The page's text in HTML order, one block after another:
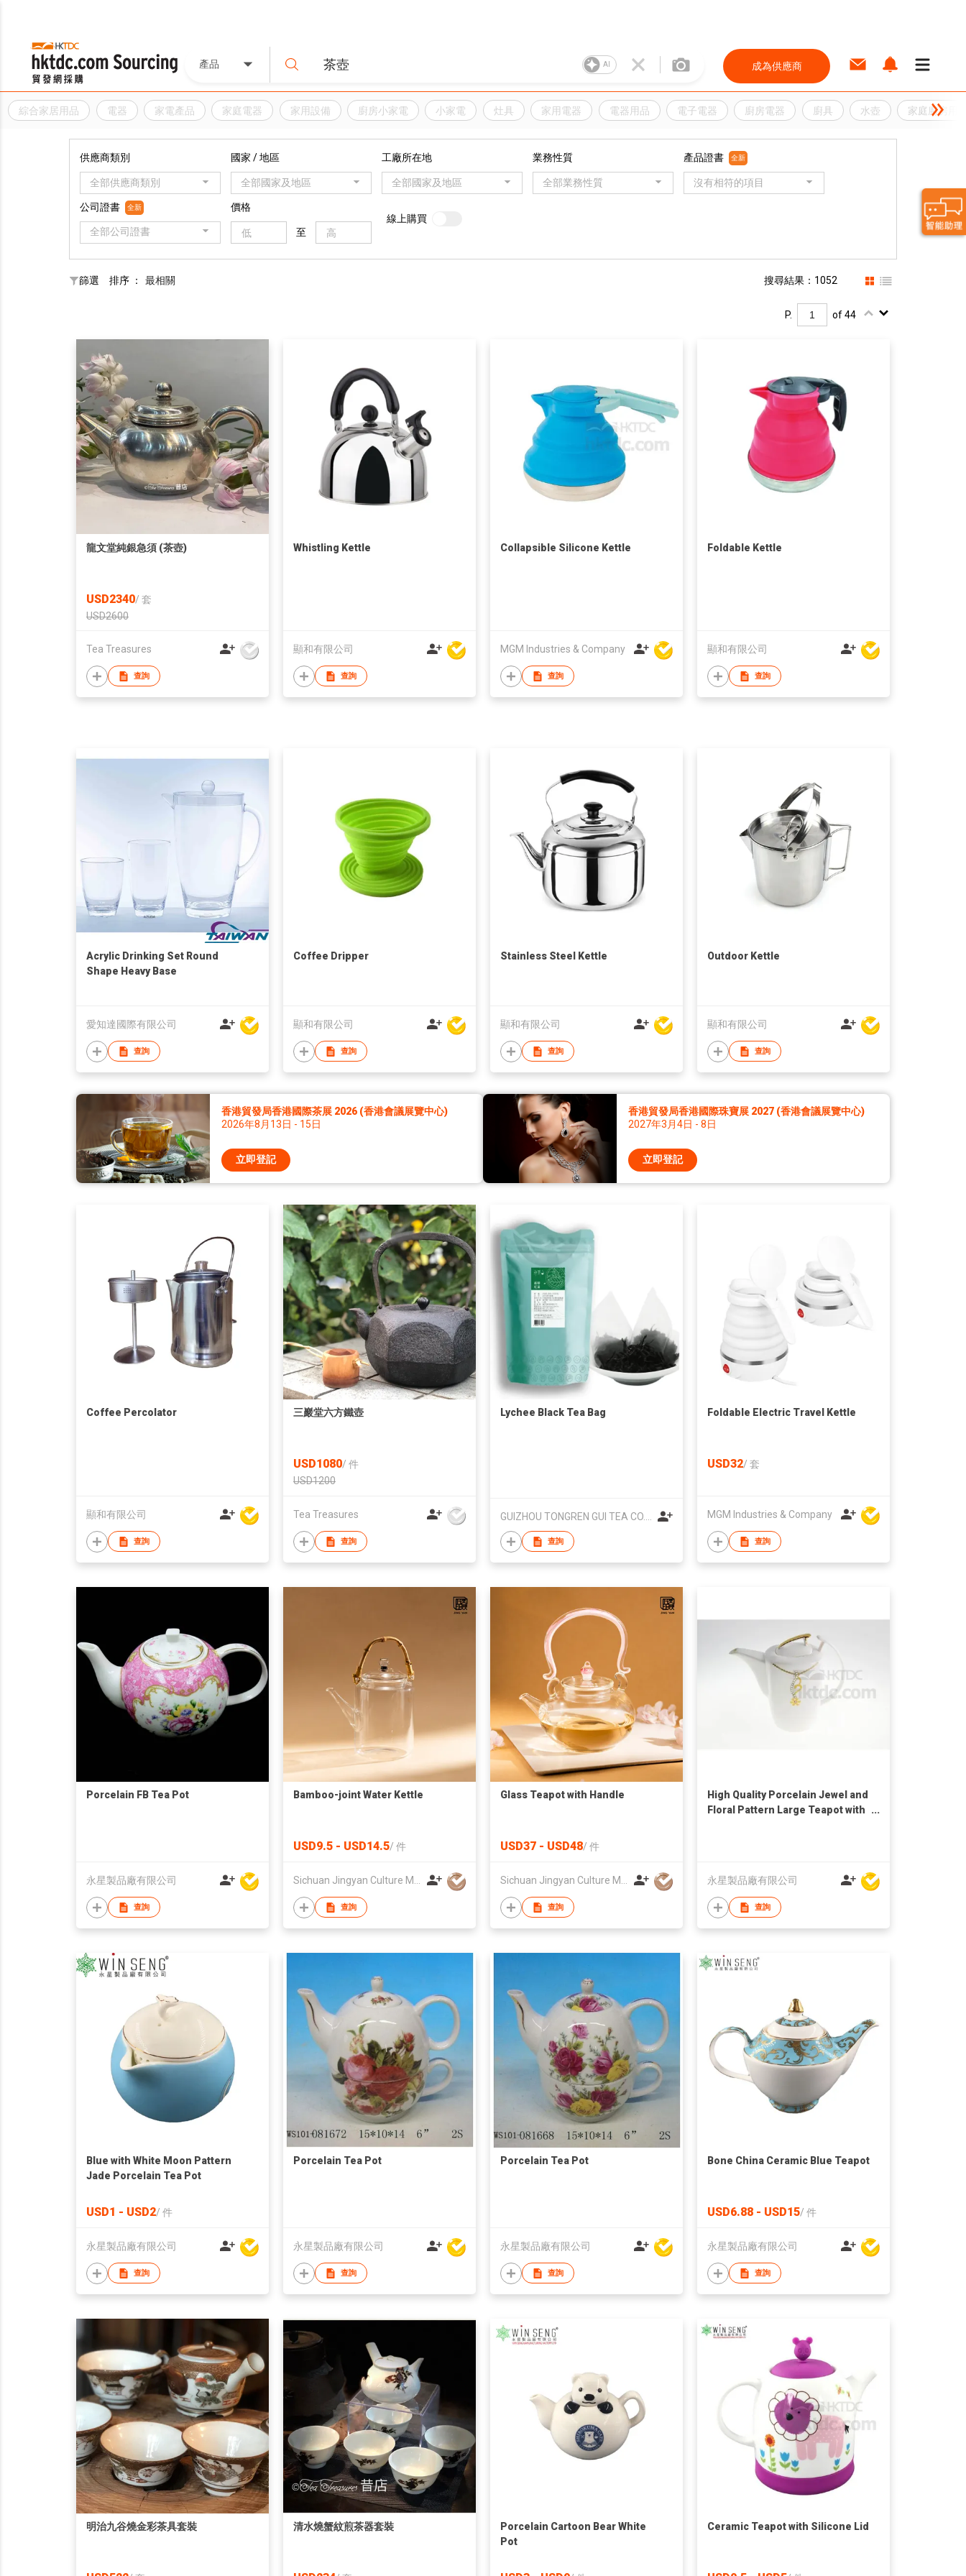
產品 AI 成為供應商
綜合家居用品 電器 家電產品 家庭電器 家用設備 廚房小家電 小家電 灶具 家用電器 電器用品 電子電器 廚房電器 廚具 水壺 家庭廚房用
供應商類別
全部供應商類別
國家 / 地區
全部國家及地區
工廠所在地
全部國家及地區
業務性質
全部業務性質
產品證書 全新
沒有相符的項目
公司證書 全新
全部公司證書
價格
至
線上購買
篩選 排序 ： 最相關 搜尋結果：1052
P. of 44
龍文堂純銀急須 (茶壺)
USD2340/ 套
USD2600
Tea Treasures
查詢
Whistling Kettle
顯和有限公司
查詢
Collapsible Silicone Kettle
MGM Industries & Company
查詢
Foldable Kettle
顯和有限公司
查詢
Acrylic Drinking Set Round
Shape Heavy Base
愛知達國際有限公司
查詢
Coffee Dripper
顯和有限公司
查詢
Stainless Steel Kettle
顯和有限公司
查詢
Outdoor Kettle
顯和有限公司
查詢
香港貿發局香港國際茶展 2026 (香港會議展覽中心)
2026年8月13日 - 15日
立即登記
香港貿發局香港國際珠寶展 2027 (香港會議展覽中心)
2027年3月4日 - 8日
立即登記
Coffee Percolator
顯和有限公司
查詢
三巖堂六方鐵壺
USD1080/ 件
USD1200
Tea Treasures
查詢
Lychee Black Tea Bag
查詢
Foldable Electric Travel Kettle
USD32/ 套
MGM Industries & Company
查詢
Porcelain FB Tea Pot
永星製品廠有限公司
查詢
Bamboo-joint Water Kettle
USD9.5 - USD14.5/ 件
查詢
Glass Teapot with Handle
USD37 - USD48/ 件
查詢
High Quality Porcelain Jewel and
Floral Pattern Large Teapot with
永星製品廠有限公司
查詢
Blue with White Moon Pattern
Jade Porcelain Tea Pot
USD1 - USD2/ 件
永星製品廠有限公司
查詢
Porcelain Tea Pot
永星製品廠有限公司
查詢
Porcelain Tea Pot
永星製品廠有限公司
查詢
Bone China Ceramic Blue Teapot
USD6.88 - USD15/ 件
永星製品廠有限公司
查詢
明治九谷燒金彩茶具套裝 清水燒蟹紋煎茶器套裝
Porcelain Cartoon Bear White
Pot
Ceramic Teapot with Silicone Lid